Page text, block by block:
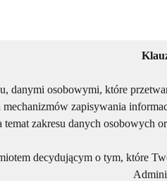
danymi osobowymi, które
zapisywania
zakresu danych osobowych
decydującym o tym, które